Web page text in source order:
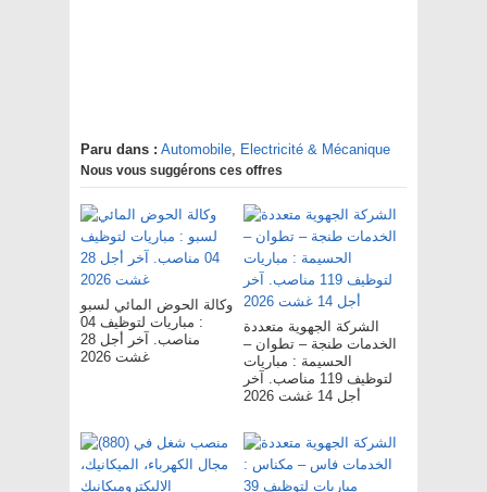
Paru dans : Automobile, Electricité & Mécanique
Nous vous suggérons ces offres
وكالة الحوض المائي لسبو
: مباريات لتوظيف 04
مناصب. آخر أجل 28
غشت 2026
الشركة الجهوية متعددة
الخدمات طنجة – تطوان –
الحسيمة : مباريات
لتوظيف 119 مناصب. آخر
أجل 14 غشت 2026